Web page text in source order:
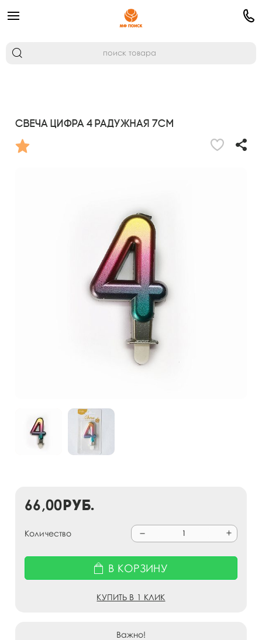
Свеча Цифра 4 Радужная 7см
66,00руб.
Количество
В КОРЗИНУ
КУПИТЬ В 1 КЛИК
Важно!